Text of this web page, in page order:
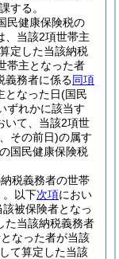
する。
民健康保険税の
、当該2項世帯主
定した当該納税
帯主となった者
義務者に係る同項
となった日(国民
ずれかに該当す
いて、当該2項世
その前日)の属す
国民健康保険税
税義務者の世帯
。以下次項におい
被保険者となっ
た当該納税義務者
なった者が当該
て算定した当該